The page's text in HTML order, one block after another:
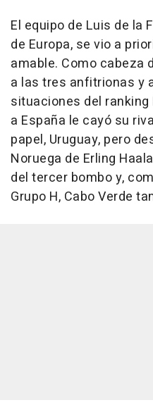
El equipo de Luis de la
de Europa, se vio a
amable. Como cabeza
a las tres anfitrionas y
situaciones del ranking
a España le cayó su
papel, Uruguay, pero
Noruega de Erling
del tercer bombo y,
Grupo H, Cabo Verde